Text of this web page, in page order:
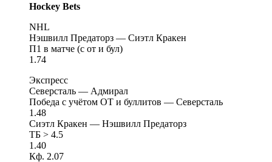
Hockey Bets
NHL
Нэшвилл Предаторз — Сиэтл Кракен
П1 в матче (с от и бул)
1.74
Экспресс
Северсталь — Адмирал
Победа с учётом ОТ и буллитов — Северсталь
1.48
Сиэтл Кракен — Нэшвилл Предаторз
ТБ > 4.5
1.40
Кф. 2.07